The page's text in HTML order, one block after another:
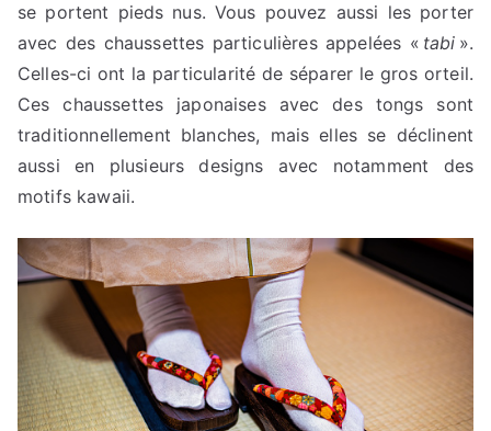
se portent pieds nus. Vous pouvez aussi les porter
avec des chaussettes particulières appelées « tabi ».
Celles-ci ont la particularité de séparer le gros orteil.
Ces chaussettes japonaises avec des tongs sont
traditionnellement blanches, mais elles se déclinent
aussi en plusieurs designs avec notamment des
motifs kawaii.